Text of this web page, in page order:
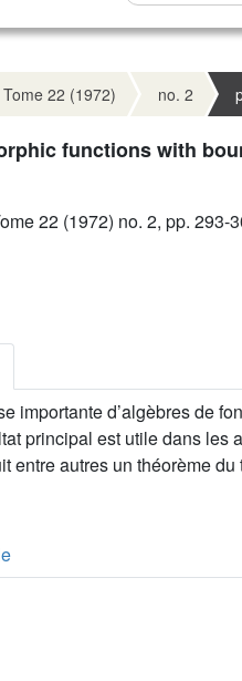
Tome 22 (1972) no. 2
functions with
22 (1972) no. 2, pp. 293-
importante d’algèbres de
principal est utile dans
entre autres un théorème